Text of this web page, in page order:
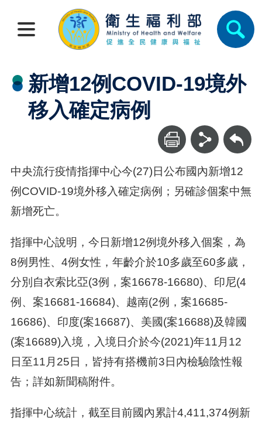
新增12例COVID-19境外
移入確定病例
回上一頁
中央流行疫情指揮中心今(27)日公布國內新增12
例COVID-19境外移入確定病例；另確診個案中無
新增死亡。
指揮中心說明，今日新增12例境外移入個案，為
8例男性、4例女性，年齡介於10多歲至60多歲，
分別自衣索比亞(3例，案16678-16680)、印尼(4
例、案16681-16684)、越南(2例，案16685-
16686)、印度(案16687)、美國(案16688)及韓國
(案16689)入境，入境日介於今(2021)年11月12
日至11月25日，皆持有搭機前3日內檢驗陰性報
告；詳如新聞稿附件。
指揮中心統計，截至目前國內累計4,411,374例新